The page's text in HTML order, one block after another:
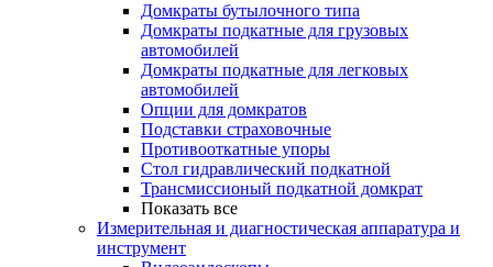
Домкраты бутылочного типа
Домкраты подкатные для грузовых
автомобилей
Домкраты подкатные для легковых
автомобилей
Опции для домкратов
Подставки страховочные
Противооткатные упоры
Стол гидравлический подкатной
Трансмиссионый подкатной домкрат
Показать все
Измерительная и диагностическая аппаратура и
инструмент